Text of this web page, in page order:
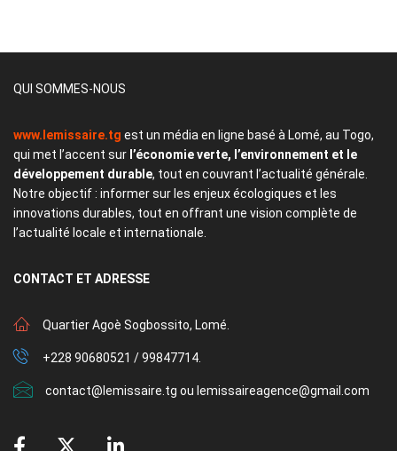
QUI SOMMES-NOUS
www.lemissaire.tg est un média en ligne basé à Lomé, au Togo,
qui met l’accent sur l’économie verte, l’environnement et le
développement durable, tout en couvrant l’actualité générale.
Notre objectif : informer sur les enjeux écologiques et les
innovations durables, tout en offrant une vision complète de
l’actualité locale et internationale.
CONTACT ET ADRESSE
Quartier Agoè Sogbossito, Lomé.
+228 90680521 / 99847714.
contact@lemissaire.tg ou lemissaireagence@gmail.com